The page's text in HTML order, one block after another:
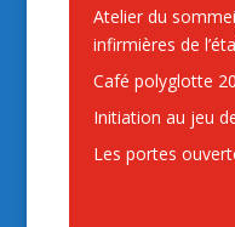
Atelier du
infirmières de
Café polyglotte
Initiation au jeu
Les portes